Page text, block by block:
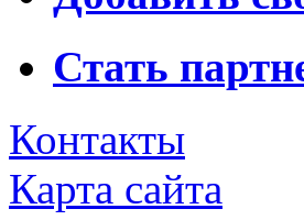
Стать
Контакты
Карта сайта